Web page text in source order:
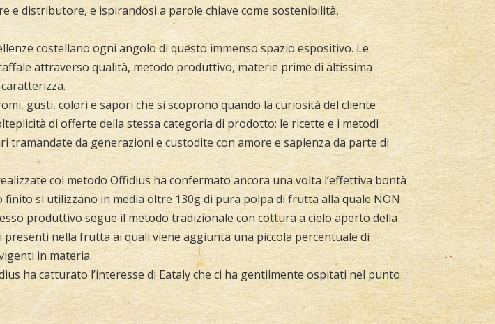
distributore, e ispirandosi a parole chiave come sostenibilità,
costellano ogni angolo di questo immenso spazio espositivo. Le
attraverso qualità, metodo produttivo, materie prime di altissima
gusti, colori e sapori che si scoprono quando la curiosità del cliente
di offerte della stessa categoria di prodotto; le ricette e i metodi
da generazioni e custodite con amore e sapienza da parte di
col metodo Offidius ha confermato ancora una volta l’effettiva bontà
si utilizzano in media oltre 130g di pura polpa di frutta alla quale NON
produttivo segue il metodo tradizionale con cottura a cielo aperto della
nella frutta ai quali viene aggiunta una piccola percentuale di
in materia.
ha catturato l’interesse di Eataly che ci ha gentilmente ospitati nel punto